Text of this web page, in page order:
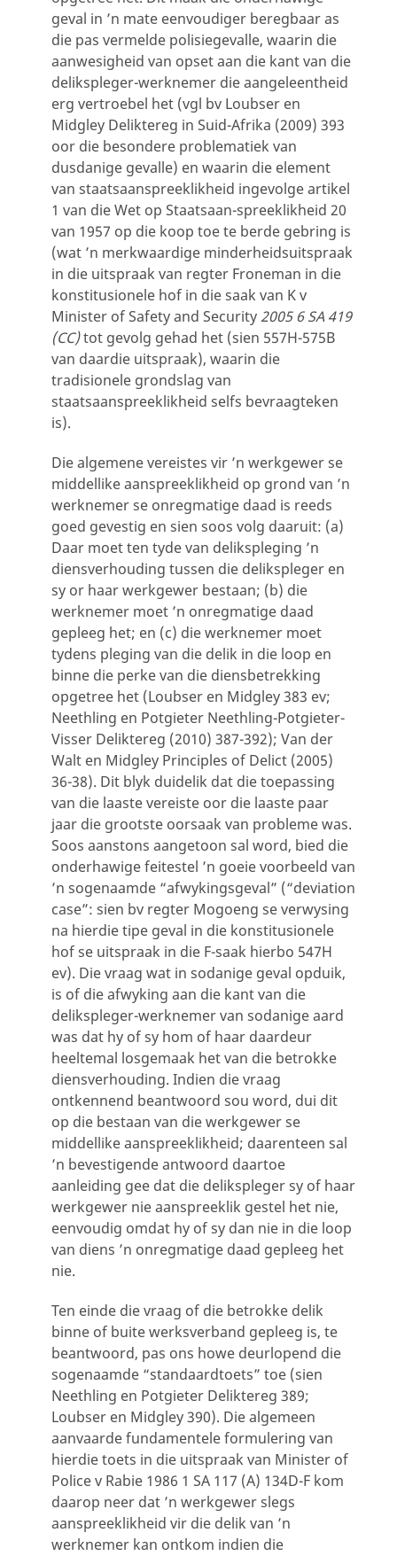
geval in ’n mate eenvoudiger beregbaar as
die pas vermelde polisiegevalle, waarin die
aanwesigheid van opset aan die kant van die
delikspleger-werknemer die aangeleentheid
erg vertroebel het (vgl bv Loubser en
Midgley Deliktereg in Suid-Afrika (2009) 393
oor die besondere problematiek van
dusdanige gevalle) en waarin die element
van staatsaanspreeklikheid ingevolge artikel
1 van die Wet op Staatsaan-spreeklikheid 20
van 1957 op die koop toe te berde gebring is
(wat ’n merkwaardige minderheidsuitspraak
in die uitspraak van regter Froneman in die
konstitusionele hof in die saak van K v
Minister of Safety and Security 2005 6 SA 419
(CC)tot gevolg gehad het (sien 557H-575B
van daardie uitspraak), waarin die
tradisionele grondslag van
staatsaanspreeklikheid selfs bevraagteken
is).
Die algemene vereistes vir ’n werkgewer se
middellike aanspreeklikheid op grond van ’n
werknemer se onregmatige daad is reeds
goed gevestig en sien soos volg daaruit: (a)
Daar moet ten tyde van delikspleging ’n
diensverhouding tussen die delikspleger en
sy or haar werkgewer bestaan; (b) die
werknemer moet ’n onregmatige daad
gepleeg het; en (c) die werknemer moet
tydens pleging van die delik in die loop en
binne die perke van die diensbetrekking
opgetree het (Loubser en Midgley 383 ev;
Neethling en Potgieter Neethling-Potgieter-
Visser Deliktereg (2010) 387-392); Van der
Walt en Midgley Principles of Delict (2005)
36-38). Dit blyk duidelik dat die toepassing
van die laaste vereiste oor die laaste paar
jaar die grootste oorsaak van probleme was.
Soos aanstons aangetoon sal word, bied die
onderhawige feitestel ’n goeie voorbeeld van
’n sogenaamde “afwykingsgeval” (“deviation
case”: sien bv regter Mogoeng se verwysing
na hierdie tipe geval in die konstitusionele
hof se uitspraak in die F-saak hierbo 547H
ev). Die vraag wat in sodanige geval opduik,
is of die afwyking aan die kant van die
delikspleger-werknemer van sodanige aard
was dat hy of sy hom of haar daardeur
heeltemal losgemaak het van die betrokke
diensverhouding. Indien die vraag
ontkennend beantwoord sou word, dui dit
op die bestaan van die werkgewer se
middellike aanspreeklikheid; daarenteen sal
’n bevestigende antwoord daartoe
aanleiding gee dat die delikspleger sy of haar
werkgewer nie aanspreeklik gestel het nie,
eenvoudig omdat hy of sy dan nie in die loop
van diens ’n onregmatige daad gepleeg het
nie.
Ten einde die vraag of die betrokke delik
binne of buite werksverband gepleeg is, te
beantwoord, pas ons howe deurlopend die
sogenaamde “standaardtoets” toe (sien
Neethling en Potgieter Deliktereg 389;
Loubser en Midgley 390). Die algemeen
aanvaarde fundamentele formulering van
hierdie toets in die uitspraak van Minister of
Police v Rabie 1986 1 SA 117 (A) 134D-F kom
daarop neer dat ’n werkgewer slegs
aanspreeklikheid vir die delik van ’n
werknemer kan ontkom indien die